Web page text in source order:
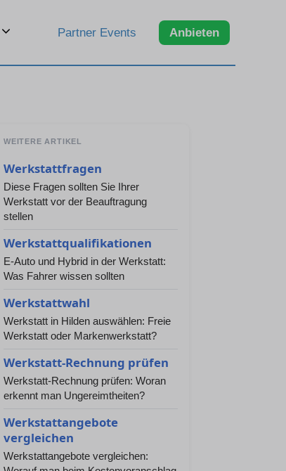
Partner Events Anbieten
WEITERE ARTIKEL
Werkstattfragen
Diese Fragen sollten Sie Ihrer
Werkstatt vor der Beauftragung
stellen
Werkstattqualifikationen
E-Auto und Hybrid in der Werkstatt:
Was Fahrer wissen sollten
Werkstattwahl
Werkstatt in Hilden auswählen: Freie
Werkstatt oder Markenwerkstatt?
Werkstatt-Rechnung prüfen
Werkstatt-Rechnung prüfen: Woran
erkennt man Ungereimtheiten?
Werkstattangebote
vergleichen
Werkstattangebote vergleichen: